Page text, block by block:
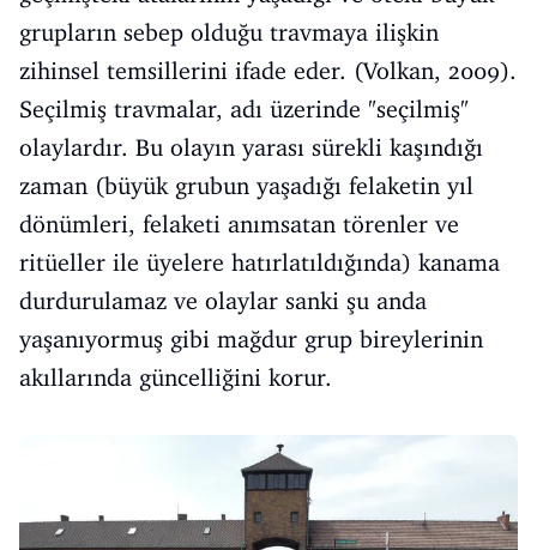
grupların sebep olduğu travmaya ilişkin
zihinsel temsillerini ifade eder. (Volkan, 2009).
Seçilmiş travmalar, adı üzerinde "seçilmiş"
olaylardır. Bu olayın yarası sürekli kaşındığı
zaman (büyük grubun yaşadığı felaketin yıl
dönümleri, felaketi anımsatan törenler ve
ritüeller ile üyelere hatırlatıldığında) kanama
durdurulamaz ve olaylar sanki şu anda
yaşanıyormuş gibi mağdur grup bireylerinin
akıllarında güncelliğini korur.